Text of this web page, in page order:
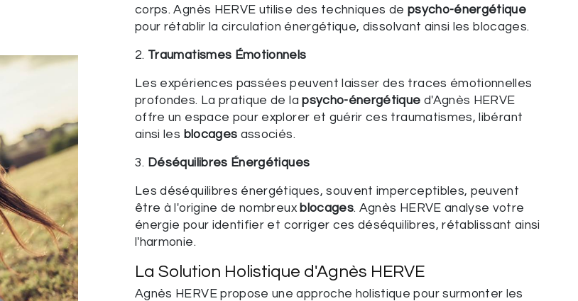
corps. Agnès HERVE utilise des techniques de psycho-énergétique
pour rétablir la circulation énergétique, dissolvant ainsi les blocages.
2. Traumatismes Émotionnels
Les expériences passées peuvent laisser des traces émotionnelles
profondes. La pratique de lapsycho-énergétique d'Agnès HERVE
offre un espace pour explorer et guérir ces traumatismes, libérant
ainsi les blocages associés.
3. Déséquilibres Énergétiques
Les déséquilibres énergétiques, souvent imperceptibles, peuvent
être à l'origine de nombreux blocages. Agnès HERVE analyse votre
énergie pour identifier et corriger ces déséquilibres, rétablissant ainsi
l'harmonie.
La Solution Holistique d'Agnès HERVE
Agnès HERVE propose une approche holistique pour surmonter les